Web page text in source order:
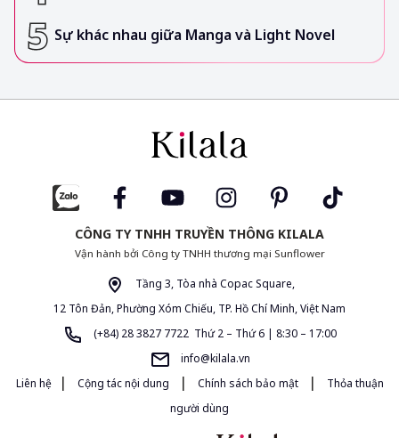
Sự khác nhau giữa Manga và Light Novel
CÔNG TY TNHH TRUYỀN THÔNG KILALA
Vận hành bởi Công ty TNHH thương mại Sunflower
Tầng 3, Tòa nhà Copac Square,
12 Tôn Đản, Phường Xóm Chiếu, TP. Hồ Chí Minh, Việt Nam
(+84) 28 3827 7722 Thứ 2 – Thứ 6 | 8:30 – 17:00
info@kilala.vn
Liên hệ
| Cộng tác nội dung | Chính sách bảo mật |
Thỏa thuận
người dùng